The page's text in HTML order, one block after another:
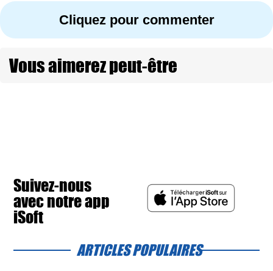
Cliquez pour commenter
Vous aimerez peut-être
Suivez-nous
avec notre app
iSoft
ARTICLES POPULAIRES